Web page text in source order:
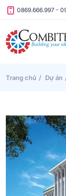
Skip to content
0869.666.997 -
Trang chủ Dự án